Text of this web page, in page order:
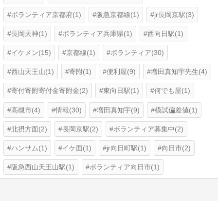
ボランティア京都府(1) 阪急京都線(1) jr長岡京駅(3)
長岡天神(1) ボランティア兵庫県(1) 西向日駅(1)
イケメン(15) 京都線(1) ボランティア(30)
西山天王山(1) 寄附(1) 便利屋(9) 増田真知宇先生(4)
寄付寄附寄付金寄附金(2) 東向日駅(1) 何でも屋(1)
高槻市(4) 情報(30) 増田真知宇(9) 模試偏差値(1)
北摂方面(2) 長岡京駅(2) ボランティア募集中(2)
ハンサム(1) イケ面(1) jr向日町駅(1) 向日市(2)
阪急西山天王山駅(1) ボランティア向日市(1)